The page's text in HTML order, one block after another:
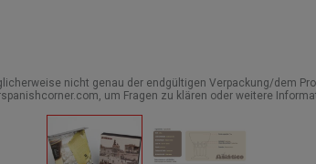
nicht genau der endgültigen Verpackung/dem
um Fragen zu klären oder weitere